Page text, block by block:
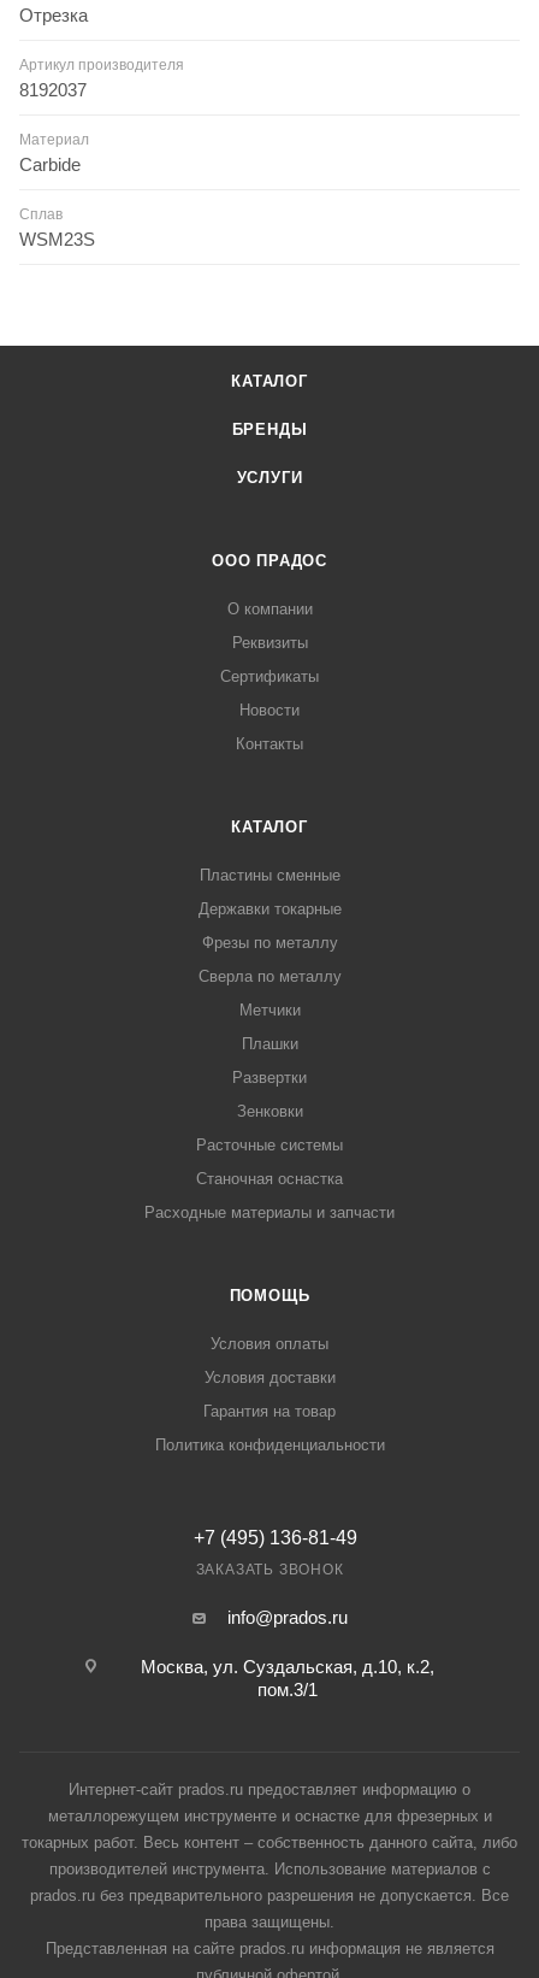
Отрезка
Артикул производителя
8192037
Материал
Carbide
Сплав
WSM23S
КАТАЛОГ
БРЕНДЫ
УСЛУГИ
ООО ПРАДОС
О компании
Реквизиты
Сертификаты
Новости
Контакты
КАТАЛОГ
Пластины сменные
Державки токарные
Фрезы по металлу
Сверла по металлу
Метчики
Плашки
Развертки
Зенковки
Расточные системы
Станочная оснастка
Расходные материалы и запчасти
ПОМОЩЬ
Условия оплаты
Условия доставки
Гарантия на товар
Политика конфиденциальности
+7 (495) 136-81-49
ЗАКАЗАТЬ ЗВОНОК
info@prados.ru
Москва, ул. Суздальская, д.10, к.2,
пом.3/1
Интернет-сайт prados.ru предоставляет информацию о
металлорежущем инструменте и оснастке для фрезерных и
токарных работ. Весь контент – собственность данного сайта, либо
производителей инструмента. Использование материалов с
prados.ru без предварительного разрешения не допускается. Все
права защищены.
Представленная на сайте prados.ru информация не является